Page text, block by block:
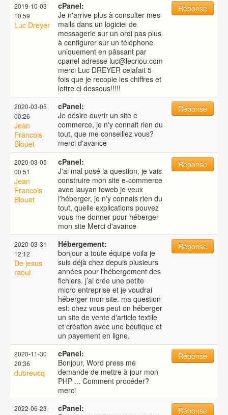
2019-10-03
10:59
Luc Dreyer
cPanel:
Je n'arrive plus à consulter mes
mails dans un logiciel de
messagerie sur un ordi pas plus
à configurer sur un téléphone
uniquement en pâssant par
cpanel adresse luc@lecriou.com
merci Luc DREYER celafait 5
fois que je recopie les chiffres et
lettre ci dessous!!!!!
Réponse
2020-03-05
00:26
Jean
Francois
Blouet
cPanel:
Je désire ouvrir un site e
commerce, je n'y connait rien du
tout, que me conseillez vous?
merci d'avance
Réponse
2020-03-05
00:51
Jean
Francois
Blouet
cPanel:
J'ai mal posé la question, je vais
construire mon site e-commerce
avec lauyan toweb je veux
l'héberger, je n'y connais rien du
tout, quelle explications pouvez
vous me donner pour héberger
mon site Merci d'avance
Réponse
2020-03-31
12:12
De jesus
raoul
Hébergement:
bonjour a toute équipe voila je
suis déjà chez depuis plusieurs
années pour l'hébergement des
fichiers. j’ai crée une petite
micro entreprise et je voudrai
héberger mon site. ma question
est: chez vous peut on héberger
un site de vente d'article textile
et création avec une boutique et
un payement en ligne.
Réponse
2020-11-30
20:36
dubreucq
cPanel:
Bonjour, Word press me
demande de mettre à jour mon
PHP ... Comment procéder?
merci
Réponse
2022-06-23
cPanel:
Réponse